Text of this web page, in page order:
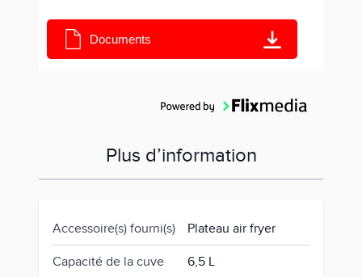
Documents
Plus d’information
Accessoire(s) fourni(s) Plateau air fryer
Capacité de la cuve 6,5 L